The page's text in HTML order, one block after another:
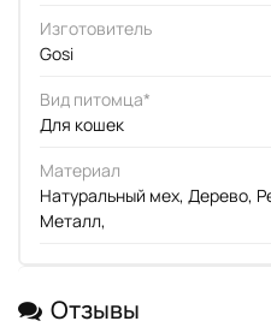
Изготовитель
Gosi
Вид питомца*
Для кошек
Материал
Натуральный мех, Дерево,
Металл,
Отзывы